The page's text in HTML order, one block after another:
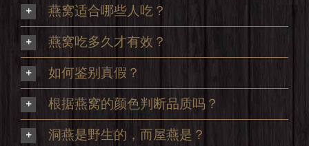
燕窝适合哪些人吃？
燕窝吃多久才有效？
如何鉴别真假？
根据燕窝的颜色判断品质吗？
洞燕是野生的，而屋燕是？